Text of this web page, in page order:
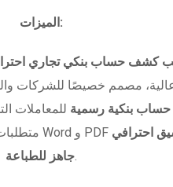
الميزات:
كشف حساب بنكي تجاري
مصمم خصيصًا للشركات
بنكية رسمية للمعاملات
احترافي
جاهز للطباعة.